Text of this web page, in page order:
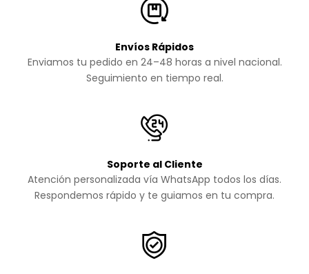
Envíos Rápidos
Enviamos tu pedido en 24–48 horas a nivel nacional.
Seguimiento en tiempo real.
Soporte al Cliente
Atención personalizada vía WhatsApp todos los días.
Respondemos rápido y te guiamos en tu compra.